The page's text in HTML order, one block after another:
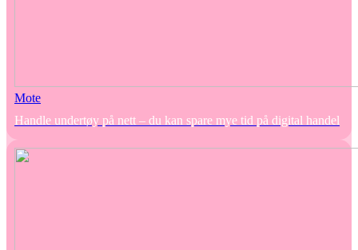
Mote
Handle undertøy på nett – du kan spare mye tid på digital handel